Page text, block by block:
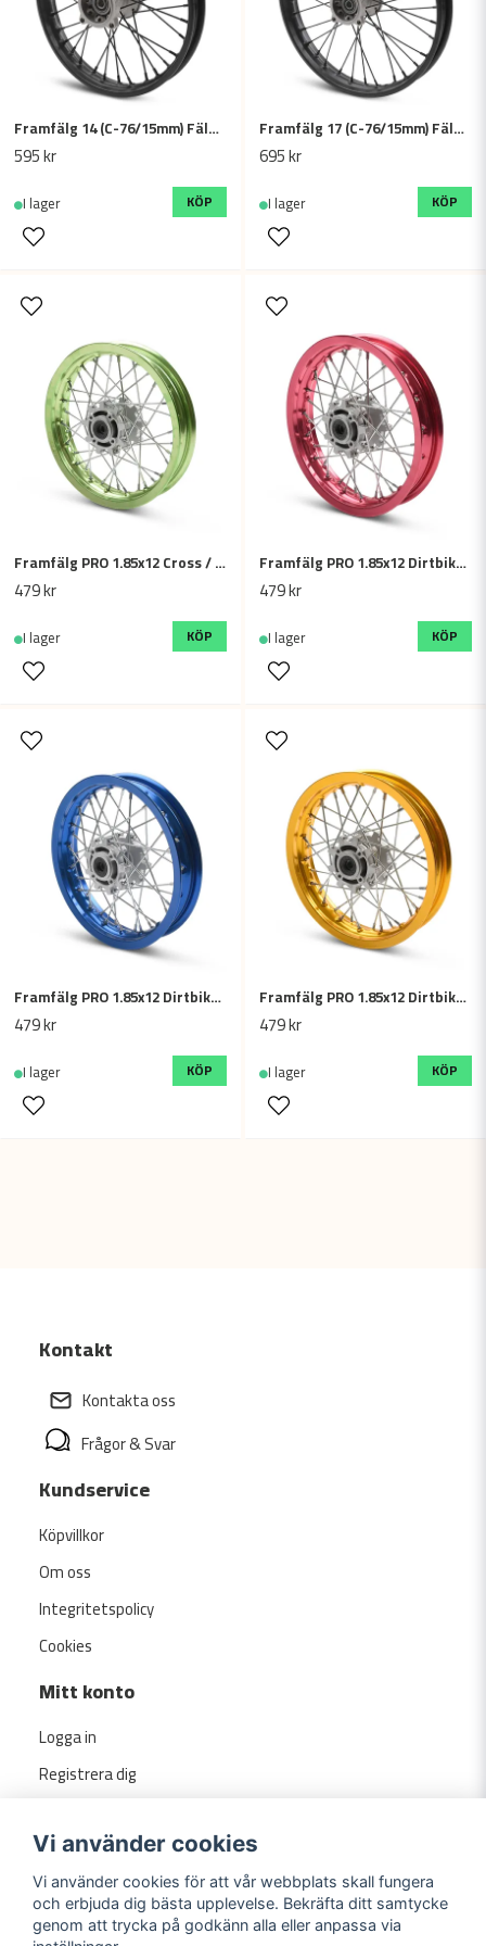
Framfälg 14 (C-76/15mm) Fälg 1.40x14 tum - Cross / Fiddy
595 kr
I lager KÖP
Framfälg 17 (C-76/15mm) Fälg 1.60x17 tum - Cross / Dirtbike
695 kr
I lager KÖP
Framfälg PRO 1.85x12 Cross / Fiddy - Grön
479 kr
I lager KÖP
Framfälg PRO 1.85x12 Dirtbike / Cross / miniGP - Röd
479 kr
I lager KÖP
Framfälg PRO 1.85x12 Dirtbike / Fiddy - Blå
479 kr
I lager KÖP
Framfälg PRO 1.85x12 Dirtbike / Fiddy - Guld
479 kr
I lager KÖP
Skicka fråga
Kontakt
Kontakta oss
Frågor & Svar
Kundservice
Köpvillkor
Om oss
Integritetspolicy
Cookies
Mitt konto
Logga in
Registrera dig
Vi använder cookies
Vi använder cookies för att vår webbplats skall fungera
och erbjuda dig bästa upplevelse. Bekräfta ditt samtycke
genom att trycka på godkänn alla eller anpassa via